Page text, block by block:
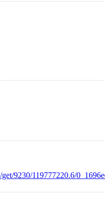
9230/119777220.6/